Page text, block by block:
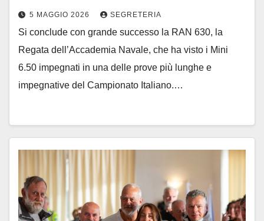
5 MAGGIO 2026 SEGRETERIA
Si conclude con grande successo la RAN 630, la
Regata dell’Accademia Navale, che ha visto i Mini
6.50 impegnati in una delle prove più lunghe e
impegnative del Campionato Italiano.…